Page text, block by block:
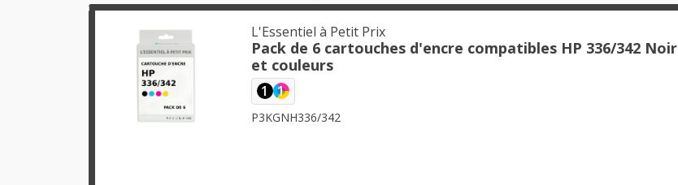
L'Essentiel à Petit Prix
Pack de 6 cartouches d'encre compatibles HP 336/342 Noir
et couleurs
1 1
P3KGNH336/342